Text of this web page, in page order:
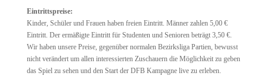
Eintrittspreise:
Kinder, Schüler und Frauen haben freien Eintritt. Männer zahlen 5,00 €
Eintritt. Der ermäßigte Eintritt für Studenten und Senioren beträgt 3,50 €.
Wir haben unsere Preise, gegenüber normalen Bezirksliga Partien, bewusst
nicht verändert um allen interessierten Zuschauern die Möglichkeit zu geben
das Spiel zu sehen und den Start der DFB Kampagne live zu erleben.